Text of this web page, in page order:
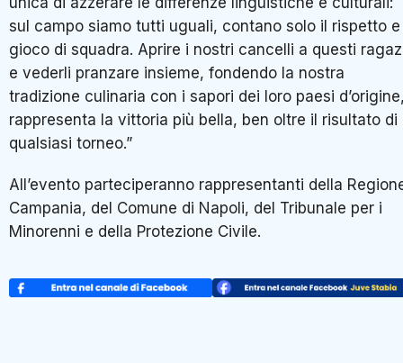
sul campo siamo tutti uguali, contano solo il rispetto
gioco di squadra. Aprire i nostri cancelli a questi
e vederli pranzare insieme, fondendo la nostra
tradizione culinaria con i sapori dei loro paesi
rappresenta la vittoria più bella, ben oltre il risultato di
qualsiasi torneo.”
All’evento parteciperanno rappresentanti della
Campania, del Comune di Napoli, del Tribunale per i
Minorenni e della Protezione Civile.